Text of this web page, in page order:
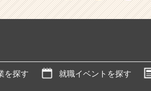
を探す 就職イベントを探す